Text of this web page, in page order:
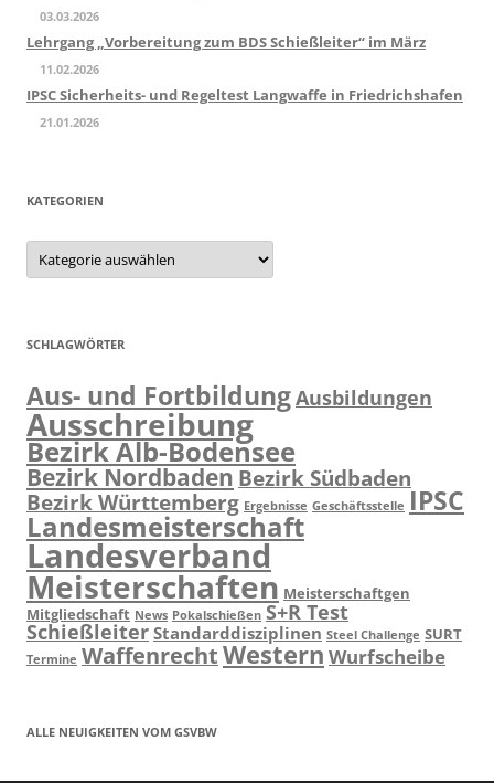
03.03.2026
Lehrgang „Vorbereitung zum BDS Schießleiter“ im März
11.02.2026
IPSC Sicherheits- und Regeltest Langwaffe in Friedrichshafen
21.01.2026
KATEGORIEN
Kategorien
SCHLAGWÖRTER
Aus- und FortbildungAusbildungen
Ausschreibung
Bezirk Alb-Bodensee
Bezirk NordbadenBezirk Südbaden
Bezirk Württemberg Ergebnisse Geschäftsstelle IPSC
Landesmeisterschaft
Landesverband
Meisterschaften Meisterschaftgen
Mitgliedschaft News Pokalschießen S+R Test
Schießleiter Standarddisziplinen Steel Challenge SURT
Termine WaffenrechtWestern Wurfscheibe
ALLE NEUIGKEITEN VOM GSVBW